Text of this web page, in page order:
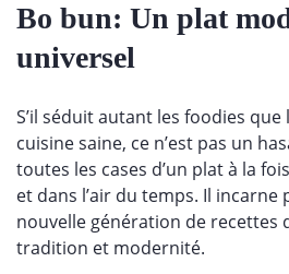
Bo bun: Un plat
universel
S’il séduit autant les foodies
cuisine saine, ce n’est pas un
toutes les cases d’un plat à la
et dans l’air du temps. Il
nouvelle génération de recettes
tradition et modernité.